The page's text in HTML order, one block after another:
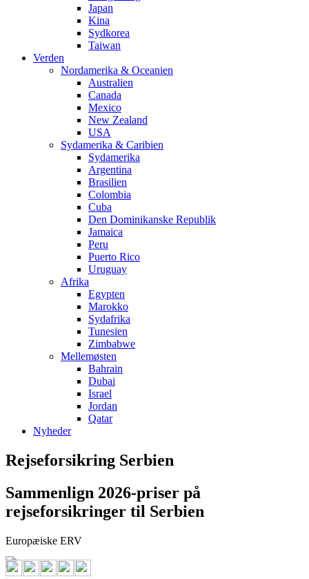
Japan
Kina
Sydkorea
Taiwan
Verden
Nordamerika & Oceanien
Australien
Canada
Mexico
New Zealand
USA
Sydamerika & Caribien
Sydamerika
Argentina
Brasilien
Colombia
Cuba
Den Dominikanske Republik
Jamaica
Peru
Puerto Rico
Uruguay
Afrika
Egypten
Marokko
Sydafrika
Tunesien
Zimbabwe
Mellemøsten
Bahrain
Dubai
Israel
Jordan
Qatar
Nyheder
Rejseforsikring Serbien
Sammenlign 2026-priser på
rejseforsikringer til Serbien
Europæiske ERV